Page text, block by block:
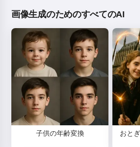
画像生成のためのすべてのAI
子供の年齢変換
おと